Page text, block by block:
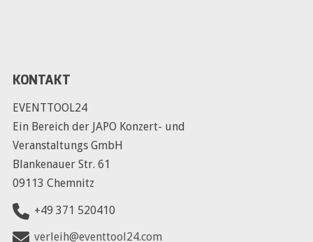
KONTAKT
EVENTTOOL24
Ein Bereich der JAPO Konzert- und
Veranstaltungs GmbH
Blankenauer Str. 61
09113 Chemnitz
+49 371 520410
verleih@eventtool24.com